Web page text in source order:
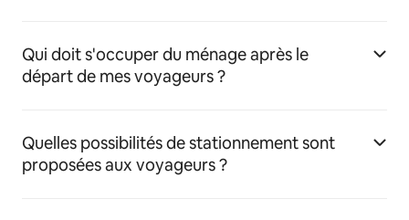
Qui doit s'occuper du ménage après le
départ de mes voyageurs ?
Quelles possibilités de stationnement sont
proposées aux voyageurs ?